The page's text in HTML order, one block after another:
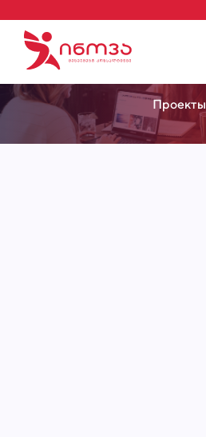
Проекты